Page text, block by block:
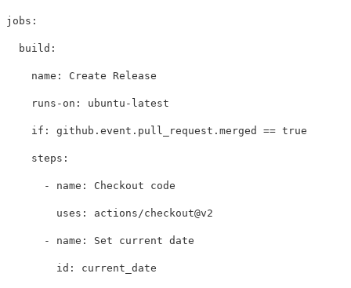
jobs :
build :
name : Create Release
runs-on : ubuntu-latest
if : github.event.pull_request.merged == true
steps :
- name : Checkout code
uses : actions/checkout@v2
- name : Set current date
id : current_date